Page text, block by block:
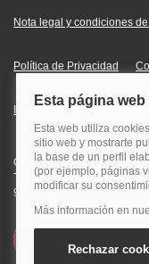
Nota legal y condiciones
Política de Privacidad
Información Legal sobre
Quehoteles.com -
Todos los derechos
915759999